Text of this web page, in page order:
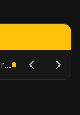
The Batman : Part II – Robert Pattinson replonge dans les ténèbres de Gotham dès octobre 2027